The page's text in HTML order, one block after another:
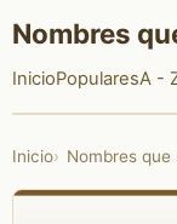
Nombres
InicioPopularesA -
Inicio Nombres